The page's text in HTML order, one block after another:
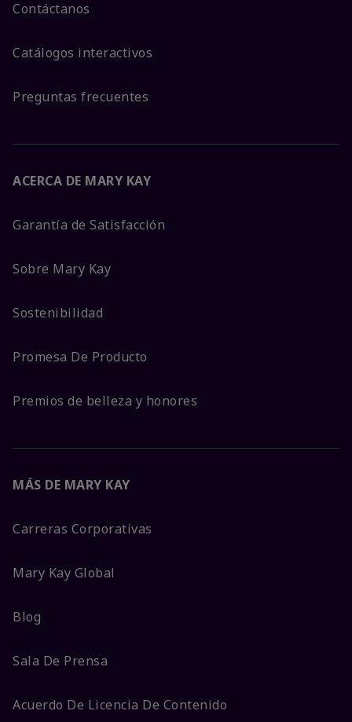
Contáctanos
Catálogos interactivos
Preguntas frecuentes
ACERCA DE MARY KAY
Garantía de Satisfacción
Sobre Mary Kay
Sostenibilidad
Promesa De Producto
Premios de belleza y honores
MÁS DE MARY KAY
Carreras Corporativas
Mary Kay Global
Blog
Sala De Prensa
Acuerdo De Licencia De Contenido